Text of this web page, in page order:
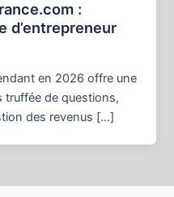
:
d’entrepreneur
en 2026 offre une
truffée de questions,
des revenus […]